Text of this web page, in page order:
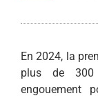
En 2024, la
plus de 300
engouement